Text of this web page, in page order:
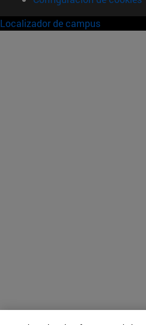
Localizador de campus